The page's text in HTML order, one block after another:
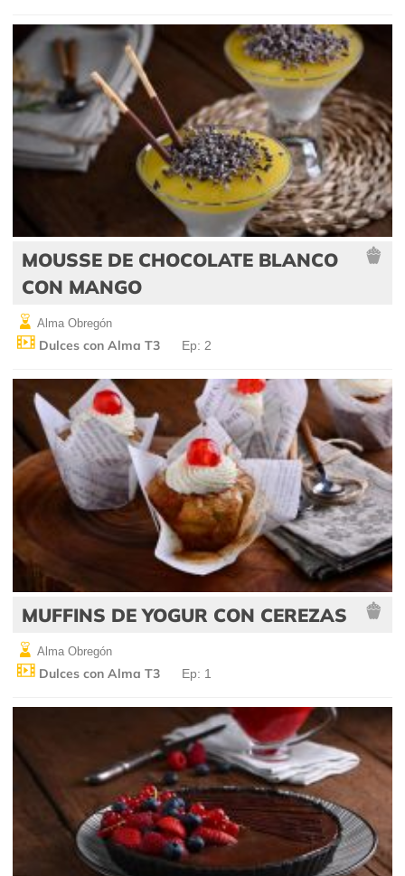
MOUSSE DE CHOCOLATE BLANCO
CON MANGO
Alma Obregón
Dulces con Alma T3 Ep: 2
MUFFINS DE YOGUR CON CEREZAS
Alma Obregón
Dulces con Alma T3 Ep: 1